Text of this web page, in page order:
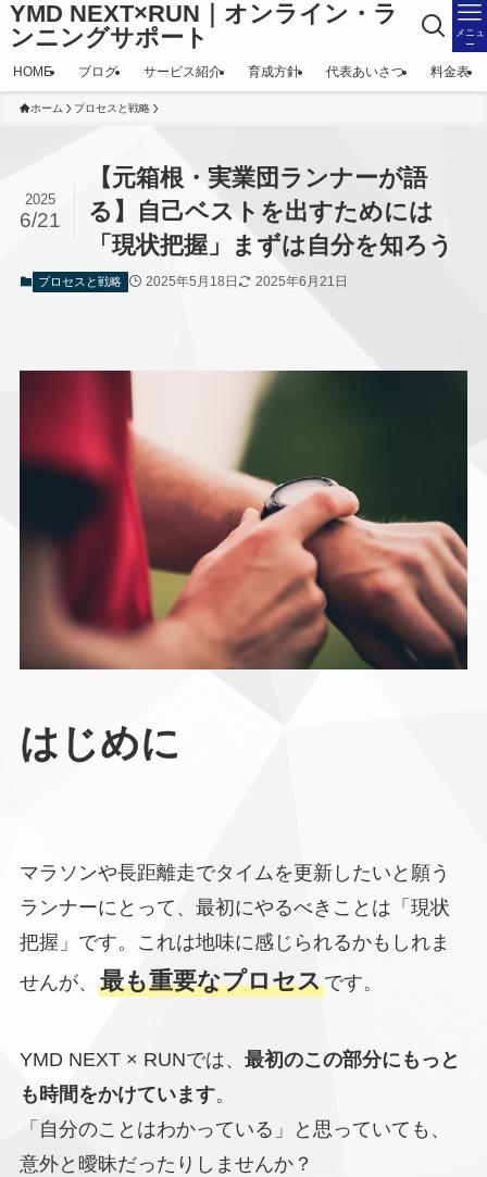
YMD NEXT×RUN｜オンライン・ラ
ンニングサポート
メニュ
ー
HOME ブログ サービス紹介 育成方針 代表あいさつ 料金表
ホーム プロセスと戦略
【元箱根・実業団ランナーが語
る】自己ベストを出すためには
「現状把握」まずは自分を知ろう
2025
6/21
プロセスと戦略 2025年5月18日 2025年6月21日
はじめに
マラソンや長距離走でタイムを更新したいと願う
ランナーにとって、最初にやるべきことは「現状
把握」です。これは地味に感じられるかもしれま
せんが、 最も重要なプロセスです。
YMD NEXT × RUNでは、 最初のこの部分にもっと
も時間をかけています。
「自分のことはわかっている」と思っていても、
意外と曖昧だったりしませんか？